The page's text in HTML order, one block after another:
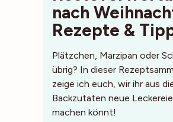
nach
Rezepte &
Plätzchen, Marzipan oder
übrig? In dieser
zeige ich euch, wir ihr aus
Backzutaten neue
machen könnt!